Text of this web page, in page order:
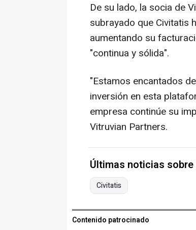
De su lado, la socia de
subrayado que Civitatis
aumentando su
"continua y sólida".
"Estamos encantados
inversión en esta
empresa continúe su
Vitruvian Partners.
Últimas noticias
Civitatis
Contenido patrocinado